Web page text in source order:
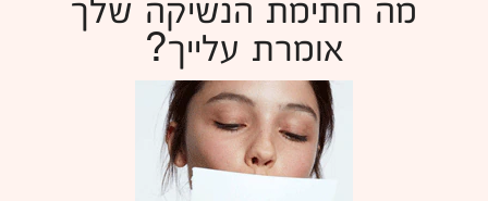
אומרת עלייך?